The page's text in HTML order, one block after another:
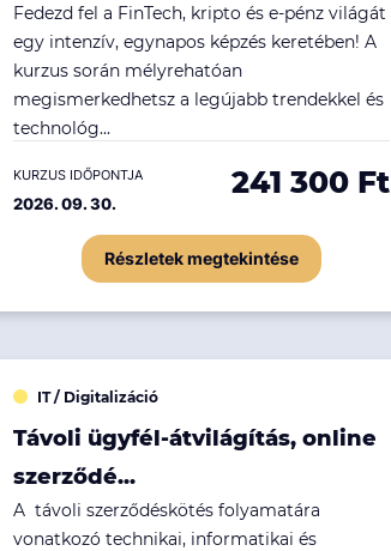
Fedezd fel a FinTech, kripto és e-pénz világát
egy intenzív, egynapos képzés keretében! A
kurzus során mélyrehatóan
megismerkedhetsz a legújabb trendekkel és
technológ...
KURZUS IDŐPONTJA
2026. 09. 30.
241 300 Ft
Részletek megtekintése
IT / Digitalizáció
Távoli ügyfél-átvilágítás, online
szerződé...
A távoli szerződéskötés folyamatára
vonatkozó technikai, informatikai és